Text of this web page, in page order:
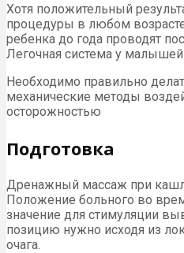
Хотя положительный
процедуры в любом
ребенка до года проводят
Легочная система у
Необходимо правильно
механические методы
осторожностью
Подготовка
Дренажный массаж при
Положение больного во
значение для стимуляции
позицию нужно исходя из
очага.